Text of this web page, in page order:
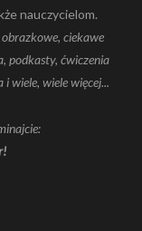
nauczycielom.
ciekawe
podkasty, ćwiczenia
wiele, wiele więcej...